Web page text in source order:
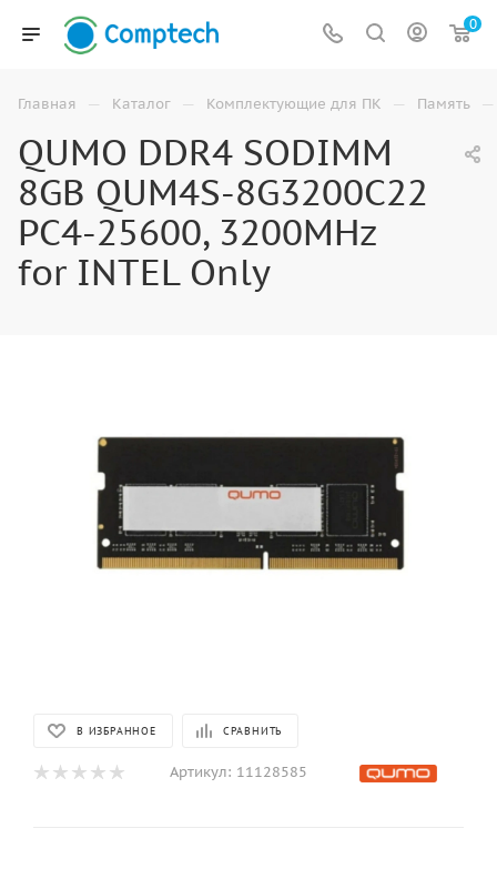
0
Главная — Каталог — Комплектующие для ПК — Память —
QUMO DDR4 SODIMM
8GB QUM4S-8G3200C22
PC4-25600, 3200MHz
for INTEL Only
В ИЗБРАННОЕ СРАВНИТЬ
Артикул: 11128585